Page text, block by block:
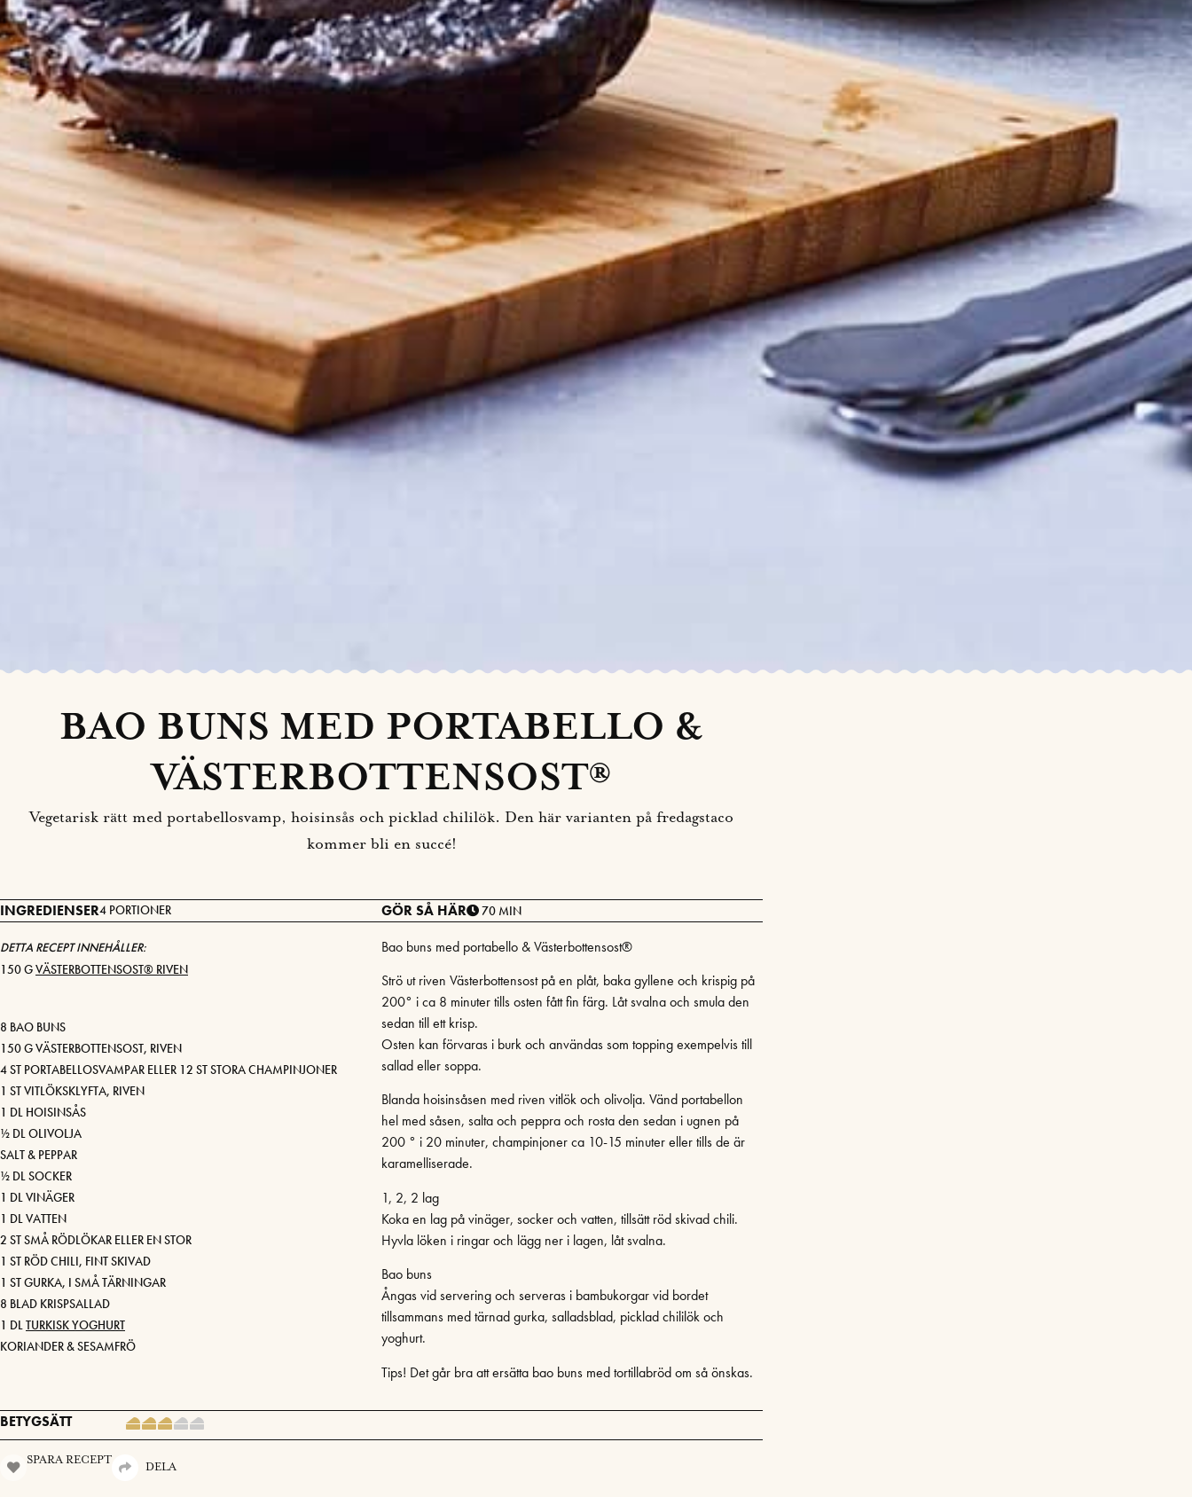
BAO BUNS MED PORTABELLO &
VÄSTERBOTTENSOST®
Vegetarisk rätt med portabellosvamp, hoisinsås och picklad chililök. Den här varianten på fredagstaco
kommer bli en succé!
INGREDIENSER4 PORTIONER
DETTA RECEPT INNEHÅLLER:
150 GVÄSTERBOTTENSOST® RIVEN
8 BAO BUNS
150 G VÄSTERBOTTENSOST, RIVEN
4 ST PORTABELLOSVAMPAR ELLER 12 ST STORA CHAMPINJONER
1 ST VITLÖKSKLYFTA, RIVEN
1 DL HOISINSÅS
½ DL OLIVOLJA
SALT & PEPPAR
½ DL SOCKER
1 DL VINÄGER
1 DL VATTEN
2 ST SMÅ RÖDLÖKAR ELLER EN STOR
1 ST RÖD CHILI, FINT SKIVAD
1 ST GURKA, I SMÅ TÄRNINGAR
8 BLAD KRISPSALLAD
1 DLTURKISK YOGHURT
KORIANDER & SESAMFRÖ
GÖR SÅ HÄR 70 MIN
Bao buns med portabello & Västerbottensost®
Strö ut riven Västerbottensost på en plåt, baka gyllene och krispig på
200° i ca 8 minuter tills osten fått fin färg. Låt svalna och smula den
sedan till ett krisp.
Osten kan förvaras i burk och användas som topping exempelvis till
sallad eller soppa.
Blanda hoisinsåsen med riven vitlök och olivolja. Vänd portabellon
hel med såsen, salta och peppra och rosta den sedan i ugnen på
200 ° i 20 minuter, champinjoner ca 10-15 minuter eller tills de är
karamelliserade.
1, 2, 2 lag
Koka en lag på vinäger, socker och vatten, tillsätt röd skivad chili.
Hyvla löken i ringar och lägg ner i lagen, låt svalna.
Bao buns
Ångas vid servering och serveras i bambukorgar vid bordet
tillsammans med tärnad gurka, salladsblad, picklad chililök och
yoghurt.
Tips! Det går bra att ersätta bao buns med tortillabröd om så önskas.
BETYGSÄTT
SPARA RECEPT
DELA